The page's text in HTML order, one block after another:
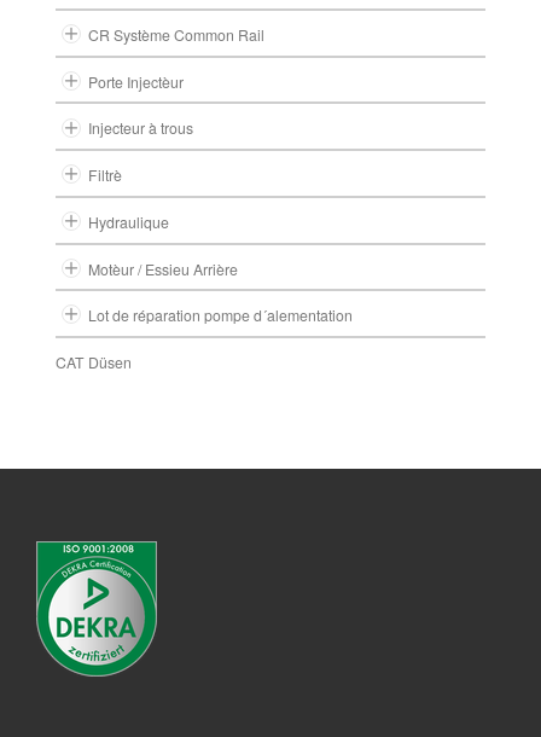
CR Système Common Rail
Porte Injectèur
Injecteur à trous
Filtrè
Hydraulique
Motèur / Essieu Arrière
Lot de réparation pompe d´alementation
CAT Düsen